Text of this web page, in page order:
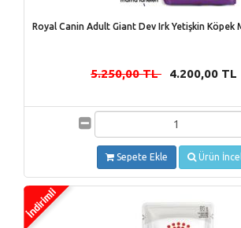
Royal Canin Adult Giant Dev Irk Yetişkin Köpek
5.250,00 TL 4.200,00 TL
Sepete Ekle Ürün